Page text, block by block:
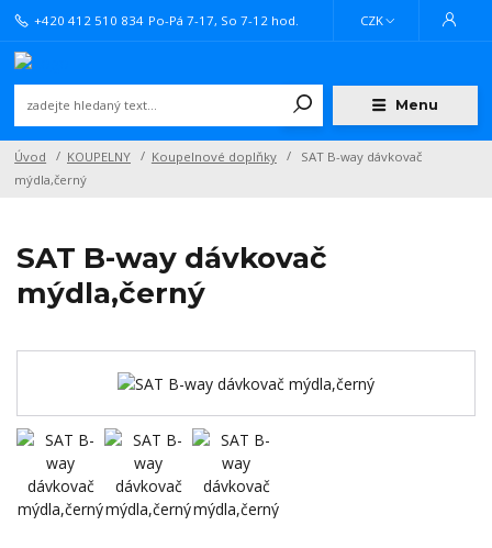
Menu
CZK
+420 412 510 834 Po-Pá 7-17, So 7-12 hod.
Úvod KOUPELNY Koupelnové doplňky
SAT B-way dávkovač
mýdla,černý
SAT B-way dávkovač
mýdla,černý